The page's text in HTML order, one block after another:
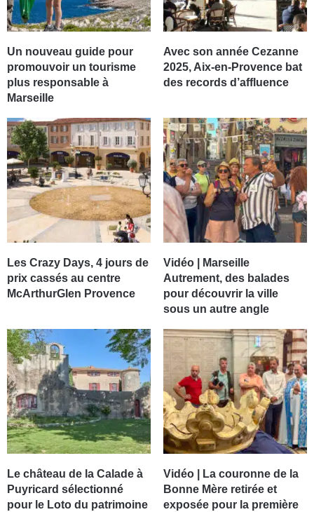
Un nouveau guide pour
promouvoir un tourisme
plus responsable à
Marseille
Avec son année Cezanne
2025, Aix-en-Provence bat
des records d’affluence
Les Crazy Days, 4 jours de
prix cassés au centre
McArthurGlen Provence
Vidéo | Marseille
Autrement, des balades
pour découvrir la ville
sous un autre angle
Le château de la Calade à
Puyricard sélectionné
pour le Loto du patrimoine
Vidéo | La couronne de la
Bonne Mère retirée et
exposée pour la première